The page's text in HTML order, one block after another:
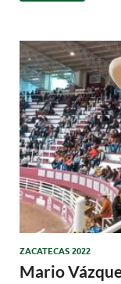
ZACATECAS 2022
Mario